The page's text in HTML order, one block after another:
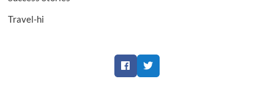
Travel-hi
FacebookTwitter